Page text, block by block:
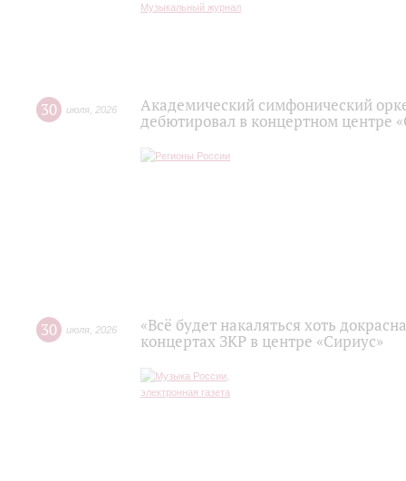
Музыкальный журнал
30 июля 2026
Академический симфонический
дебютировал в концертном центре
30 июля 2026
«Всё будет накаляться хоть
концертах ЗКР в центре «Сириус»